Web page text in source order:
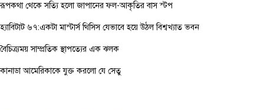
রূপকথা থেকে সত্যি হলো জাপানের ফল-আকৃতির বাস স্টপ
হ্যাবিটাট ৬৭:একটা মাস্টার্স থিসিস যেভাবে হয়ে উঠল বিশ্বখ্যাত ভবন
বৈচিত্র্যময় সাম্প্রতিক স্থাপত্যের এক ঝলক
কানাডা আমেরিকাকে যুক্ত করলো যে সেতু